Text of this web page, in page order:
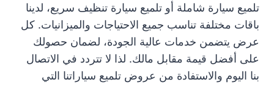
تلميع سيارة شاملة أو تلميع سيارة تنظيف سريع، لدينا
باقات مختلفة تناسب جميع الاحتياجات والميزانيات. كل
عرض يتضمن خدمات عالية الجودة، لضمان حصولك
على أفضل قيمة مقابل مالك. لذا لا تتردد في الاتصال
بنا اليوم والاستفادة من عروض تلميع سياراتنا التي